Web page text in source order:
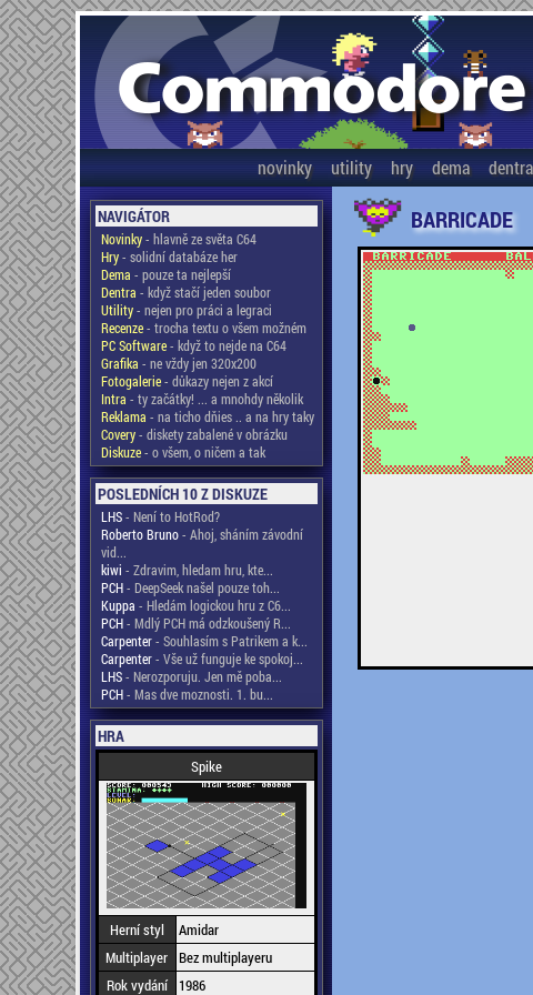
novinky utility hry dema dentra
NAVIGÁTOR
Novinky- hlavně ze světa C64
Hry- solidní databáze her
Dema - pouze ta nejlepší
Dentra - když stačí jeden soubor
Utility- nejen pro práci a legraci
Recenze- trocha textu o všem možném
PC Software- když to nejde na C64
Grafika - ne vždy jen 320x200
Fotogalerie- důkazy nejen z akcí
Intra - ty začátky! ... a mnohdy několik
Reklama - na ticho dňies .. a na hry taky
Covery- diskety zabalené v obrázku
Diskuze- o všem, o ničem a tak
POSLEDNÍCH 10 Z DISKUZE
LHS- Není to HotRod?
Roberto Bruno- Ahoj, sháním závodní
vid...
kiwi - Zdravim, hledam hru, kte...
PCH- DeepSeek našel pouze toh...
Kuppa - Hledám logickou hru z C6...
PCH- Mdlý PCH má odzkoušený R...
Carpenter- Souhlasím s Patrikem a k...
Carpenter- Vše už funguje ke spokoj...
LHS- Nerozporuju. Jen mě poba...
PCH- Mas dve moznosti. 1. bu...
HRA
Spike
Herní styl
Amidar
Multiplayer Bez multiplayeru
Rok vydání
1986
BARRICADE